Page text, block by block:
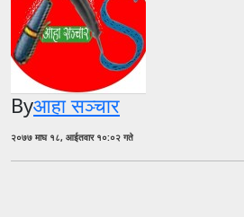
Byआहा सञ्चार
२०७७ माघ १८, आईतवार १०:०२ गते